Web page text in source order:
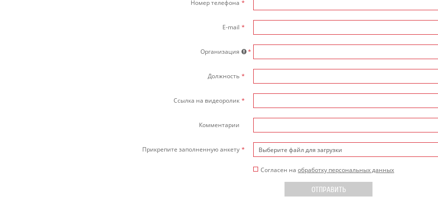
Номер телефона *
E-mail *
Организация *
Должность *
Ссылка на видеоролик *
Комментарии
Прикрепите заполненную анкету * Выберите файл для загрузки
Согласен наобработку персональных данных
ОТПРАВИТЬ